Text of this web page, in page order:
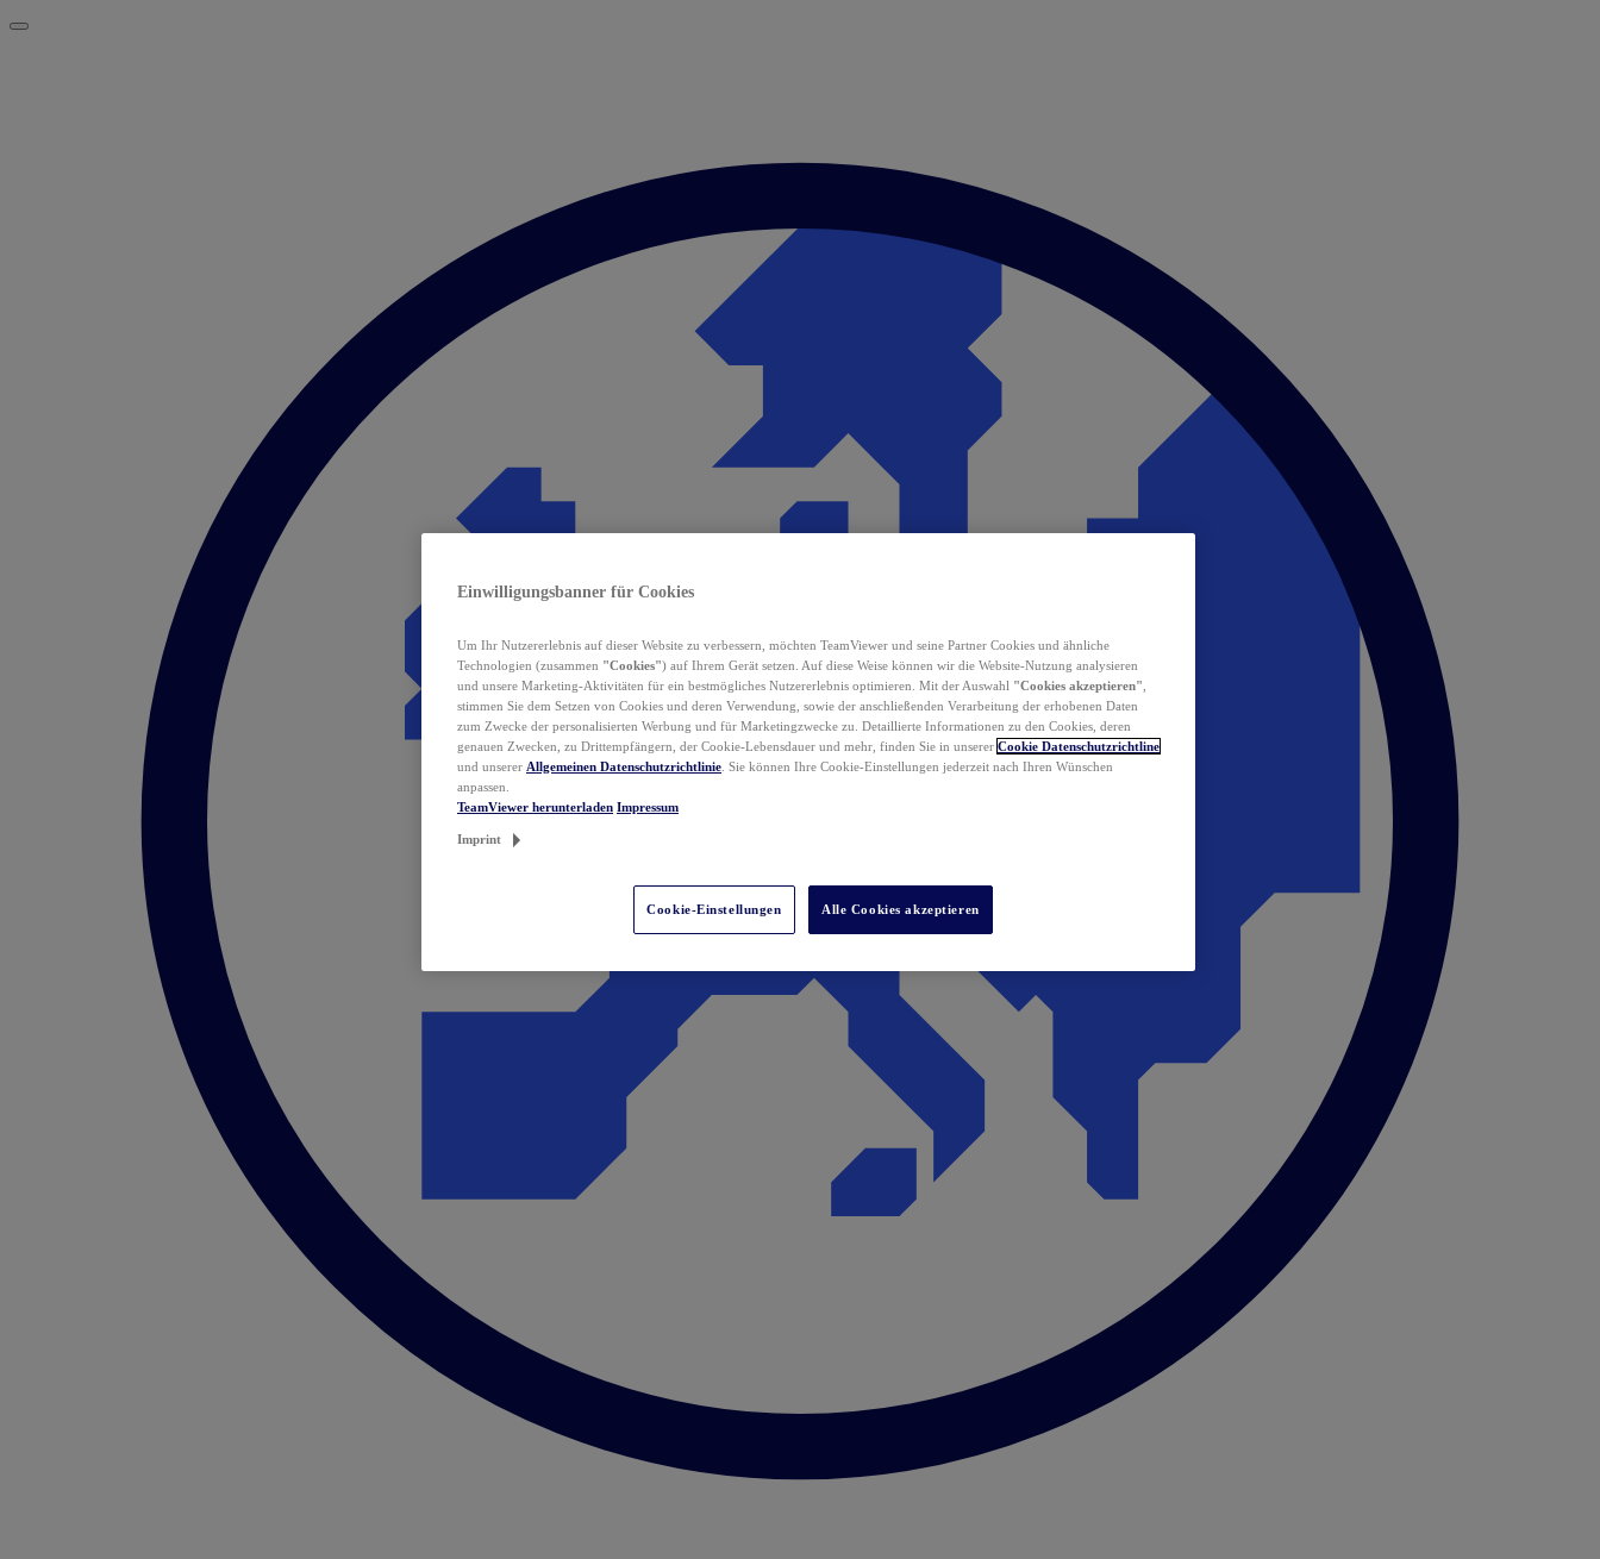
Einwilligungsbanner für Cookies
Um Ihr Nutzererlebnis auf dieser Website zu verbessern, möchten TeamViewer und seine Partner Cookies und ähnliche
Technologien (zusammen "Cookies") auf Ihrem Gerät setzen. Auf diese Weise können wir die Website-Nutzung analysieren
und unsere Marketing-Aktivitäten für ein bestmögliches Nutzererlebnis optimieren. Mit der Auswahl "Cookies akzeptieren"
stimmen Sie dem Setzen von Cookies und deren Verwendung, sowie der anschließenden Verarbeitung der erhobenen Daten
zum Zwecke der personalisierten Werbung und für Marketingzwecke zu. Detaillierte Informationen zu den Cookies, deren
genauen Zwecken, zu Drittempfängern, der Cookie-Lebensdauer und mehr, finden Sie in unserer Cookie Datenschutzrichtline
und unserer Allgemeinen Datenschutzrichtlinie . Sie können Ihre Cookie-Einstellungen jederzeit nach Ihren Wünschen
anpassen.
TeamViewer herunterladen Impressum
Imprint
Cookie-Einstellungen Alle Cookies akzeptieren